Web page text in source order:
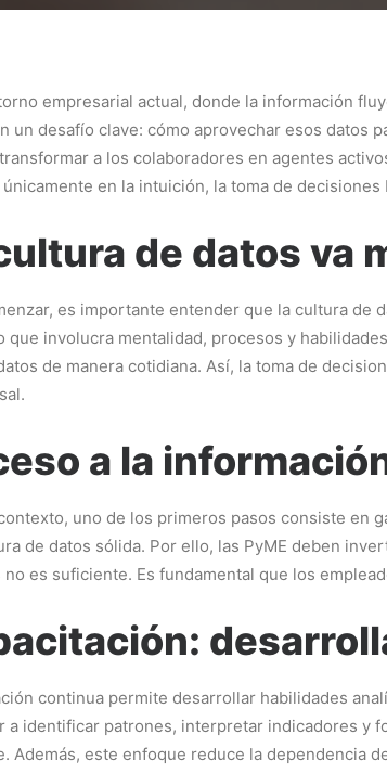
empresarial actual, donde la información
un desafío clave: cómo aprovechar esos datos
a los colaboradores en agentes
únicamente en la intuición, la toma de
de datos va
es importante entender que la cultura de
que involucra mentalidad, procesos y
de manera cotidiana. Así, la toma de
a la
uno de los primeros pasos consiste en
de datos sólida. Por ello, las PyME deben
no es suficiente. Es fundamental que los
continua permite desarrollar habilidades
a identificar patrones, interpretar indicadores y
Además, este enfoque reduce la dependencia